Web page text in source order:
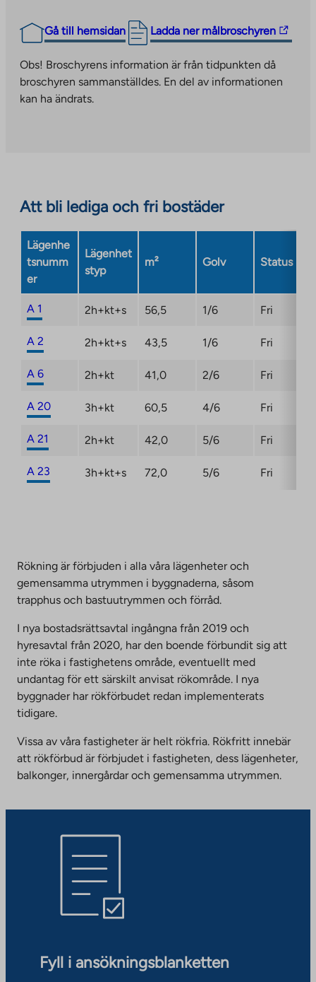
Gå till hemsidan Ladda ner målbroschyren
The
takes
you
in
new
Obs! Broschyrens information är från tidpunkten då
broschyren sammanställdes. En del av informationen
kan ha ändrats.
Att bli lediga och fri bostäder
Lägenhe
tsnumm
er
Lägenhet
styp
m² Golv Status
A 1 2h+kt+s 56,5 1/6 Fri
A 2 2h+kt+s 43,5 1/6 Fri
A 6 2h+kt 41,0 2/6 Fri
A 20 3h+kt 60,5 4/6 Fri
A 21 2h+kt 42,0 5/6 Fri
A 23 3h+kt+s 72,0 5/6 Fri
Rökning är förbjuden i alla våra lägenheter och
gemensamma utrymmen i byggnaderna, såsom
trapphus och bastuutrymmen och förråd.
I nya bostadsrättsavtal ingångna från 2019 och
hyresavtal från 2020, har den boende förbundit sig att
inte röka i fastighetens område, eventuellt med
undantag för ett särskilt anvisat rökområde. I nya
byggnader har rökförbudet redan implementerats
tidigare.
Vissa av våra fastigheter är helt rökfria. Rökfritt innebär
att rökförbud är förbjudet i fastigheten, dess lägenheter,
balkonger, innergårdar och gemensamma utrymmen.
Fyll i ansökningsblanketten